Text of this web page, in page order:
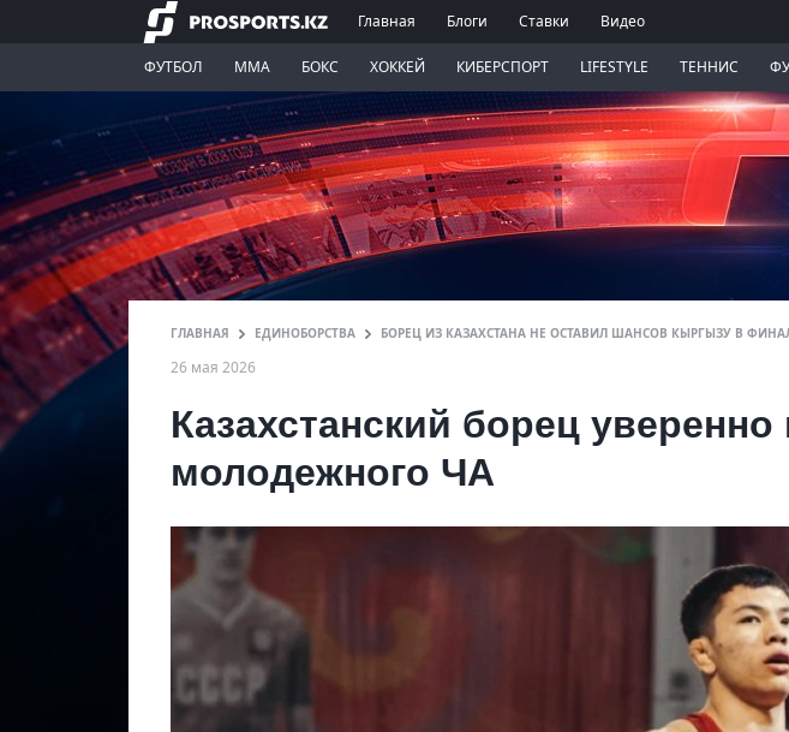
Главная Блоги Ставки Видео
ФУТБОЛ ММА БОКС ХОККЕЙ КИБЕРСПОРТ LIFESTYLE ТЕННИС
ГЛАВНАЯ ЕДИНОБОРСТВА БОРЕЦ ИЗ КАЗАХСТАНА НЕ ОСТАВИЛ ШАНСОВ КЫРГЫЗУ В
26 мая 2026
Казахстанский борец
молодежного ЧА